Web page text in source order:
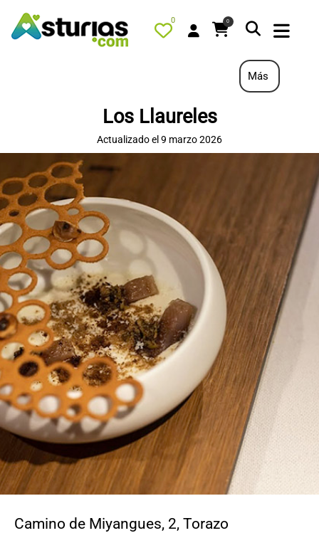
0 0
QUÉ HACER
ALOJAMIENTOS
RESTAURANTES
TURISMO ACTIVO
TIENDA
AGENDA
OFERTAS
CONTACTO
Más
Los Llaureles
Actualizado el 9 marzo 2026
Camino de Miyangues, 2, Torazo